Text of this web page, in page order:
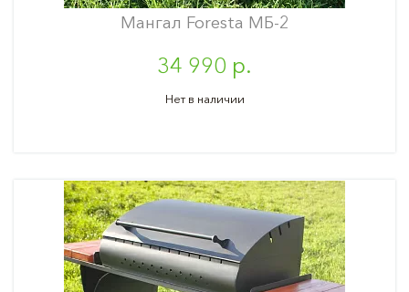
Мангал Foresta МБ-2
34 990 р.
Нет в наличии